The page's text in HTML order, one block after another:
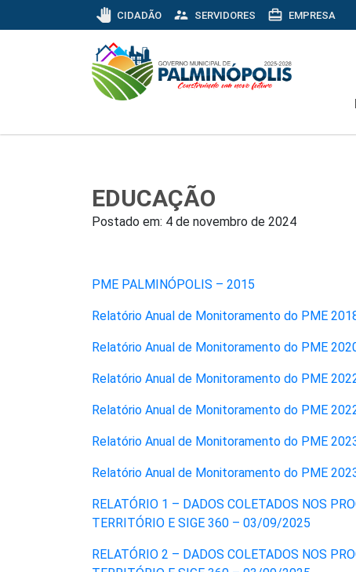
pan_tool CIDADÃO supervisor_account SERVIDORES card_travel EMPRESA
EDUCAÇÃO
Postado em: 4 de novembro de 2024
PME PALMINÓPOLIS – 2015
Relatório Anual de Monitoramento do PME
Relatório Anual de Monitoramento do PME
Relatório Anual de Monitoramento do PME
Relatório Anual de Monitoramento do PME
Relatório Anual de Monitoramento do PME
Relatório Anual de Monitoramento do PME
RELATÓRIO 1 – DADOS COLETADOS NOS
TERRITÓRIO E SIGE 360 – 03/09/2025
RELATÓRIO 2 – DADOS COLETADOS NOS